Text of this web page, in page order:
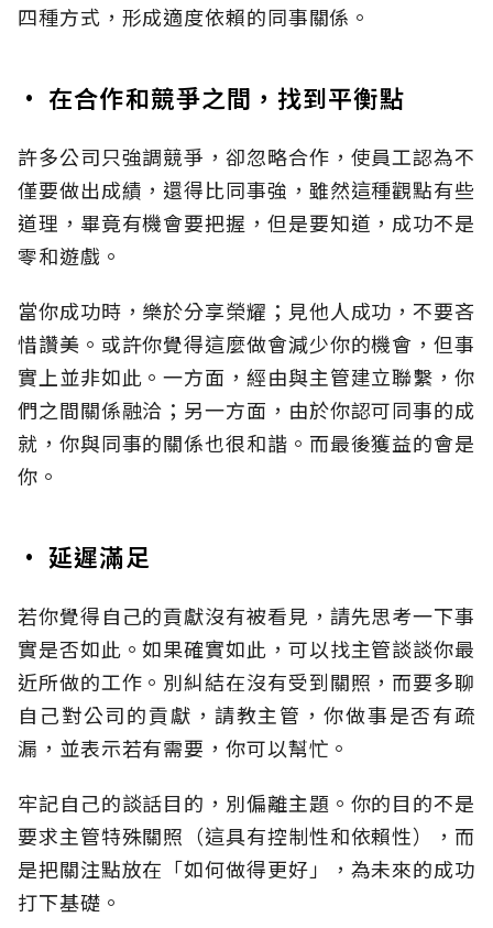
四種方式，形成適度依賴的同事關係。
• 在合作和競爭之間，找到平衡點
許多公司只強調競爭，卻忽略合作，使員工認為不
僅要做出成績，還得比同事強，雖然這種觀點有些
道理，畢竟有機會要把握，但是要知道，成功不是
零和遊戲。
當你成功時，樂於分享榮耀；見他人成功，不要吝
惜讚美。或許你覺得這麼做會減少你的機會，但事
實上並非如此。一方面，經由與主管建立聯繫，你
們之間關係融洽；另一方面，由於你認可同事的成
就，你與同事的關係也很和諧。而最後獲益的會是
你。
• 延遲滿足
若你覺得自己的貢獻沒有被看見，請先思考一下事
實是否如此。如果確實如此，可以找主管談談你最
近所做的工作。別糾結在沒有受到關照，而要多聊
自己對公司的貢獻，請教主管，你做事是否有疏
漏，並表示若有需要，你可以幫忙。
牢記自己的談話目的，別偏離主題。你的目的不是
要求主管特殊關照（這具有控制性和依賴性），而
是把關注點放在「如何做得更好」，為未來的成功
打下基礎。